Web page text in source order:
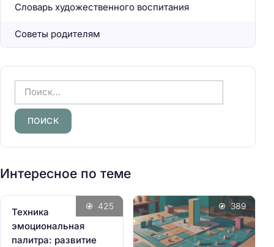
Словарь художественного воспитания
Советы родителям
а
й
т
и
Интересное по теме
Техника
эмоциональная
палитра: развитие
425 389